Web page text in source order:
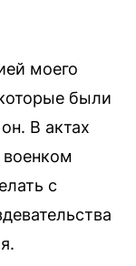
моего
были
В актах
военком
с